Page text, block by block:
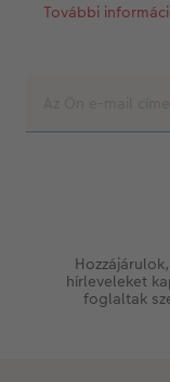
További
hírleveleket
foglaltak